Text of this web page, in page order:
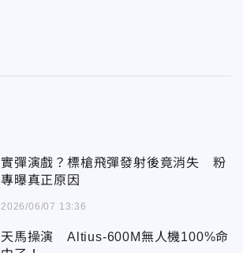
實彈演戲？標槍飛彈發射後竟消失 粉
專曝真正原因
2026/06/07 13:36
天馬操演 Altius-600M無人機100%命